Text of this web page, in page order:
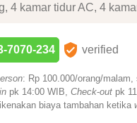
4 kamar tidur AC, 4
7070-234 verified
: Rp 100.000/orang/
in pk 14:00 WIB, Check-out pk
biaya tambahan ketika